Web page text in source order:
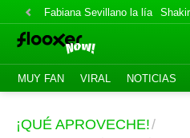
Fabiana Sevillano la lía
MUY FAN VIRAL NOTICIAS
¡QUÉ APROVECHE!